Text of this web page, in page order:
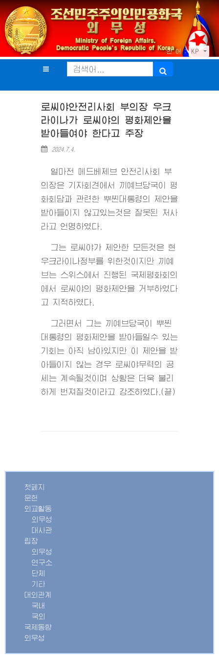
언 어 : KP
로씨야안전리사회 부의장 우크
라이나가 로씨야의 평화제안을
받아들여야 한다고 주장
2024.7.4.
얼마전 메드베제브 안전리사회 부
의장은 기자회견에서 끼예브당국이 평
화회담과 관련한 뿌찐대통령의 제안을
받아들이지 않고있는것은 잘못된 처사
라고 언명하였다.
그는 로씨야가 제안한 모든것은 현
우크라이나정부를 위한것이지만 끼예
브는 스위스에서 진행된 국제평화회의
에서 로씨야의 평화제안을 거부하였다
고 지적하였다.
그러면서 그는 끼예브당국이 뿌찐
대통령의 평화제안을 받아들일수 있는
기회는 아직 남아있지만 이 제안을 받
아들이지 않는 경우 로씨야무력의 공
세는 계속될것이며 상황은 더욱 불리
하게 번져질것이라고 강조하였다.(끝)
첫페지
문헌
외교활동
외무성
대사관
립장
외무성
연구소
단체
기타
대외관계
국내
국외
국제동향
외무성